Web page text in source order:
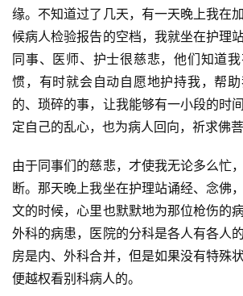
缘。不知道过了几天，有一天晚上我在
候病人检验报告的空档，我就坐在护理
同事、医师、护士很慈悲，他们知道
惯，有时就会自动自愿地护持我，帮
的、琐碎的事，让我能够有一小段的时
定自己的乱心，也为病人回向，祈求佛菩
由于同事们的慈悲，才使我无论多么忙
断。那天晚上我坐在护理站诵经、念佛
文的时候，心里也默默地为那位枪伤的
外科的病患，医院的分科是各人有各人
房是内、外科合并，但是如果没有特殊
便越权看别科病人的。